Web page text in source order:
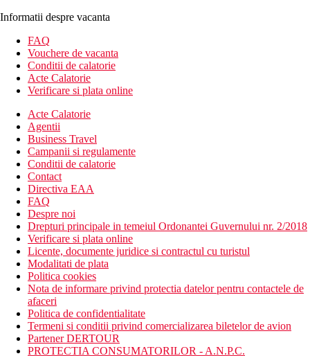
Informatii despre vacanta
FAQ
Vouchere de vacanta
Conditii de calatorie
Acte Calatorie
Verificare si plata online
Acte Calatorie
Agentii
Business Travel
Campanii si regulamente
Conditii de calatorie
Contact
Directiva EAA
FAQ
Despre noi
Drepturi principale in temeiul Ordonantei Guvernului nr. 2/2018
Verificare si plata online
Licente, documente juridice si contractul cu turistul
Modalitati de plata
Politica cookies
Nota de informare privind protectia datelor pentru contactele de
afaceri
Politica de confidentialitate
Termeni si conditii privind comercializarea biletelor de avion
Partener DERTOUR
PROTECTIA CONSUMATORILOR - A.N.P.C.